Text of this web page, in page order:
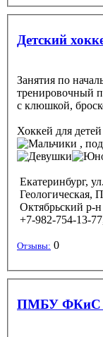
Детский
Занятия по
тренировочный
с клюшкой,
Хоккей для
,
Екатеринбург,
Геологическая,
Октябрьский р-н
+7-982-754-13-
Отзывы: 0
ПМБУ ФКиС